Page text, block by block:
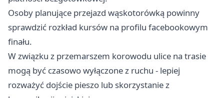
Osoby planujące przejazd wąskotorówką powinny
sprawdzić rozkład kursów na profilu facebookowym
finału.
W związku z przemarszem korowodu ulice na trasie
mogą być czasowo wyłączone z ruchu - lepiej
rozważyć dojście pieszo lub skorzystanie z